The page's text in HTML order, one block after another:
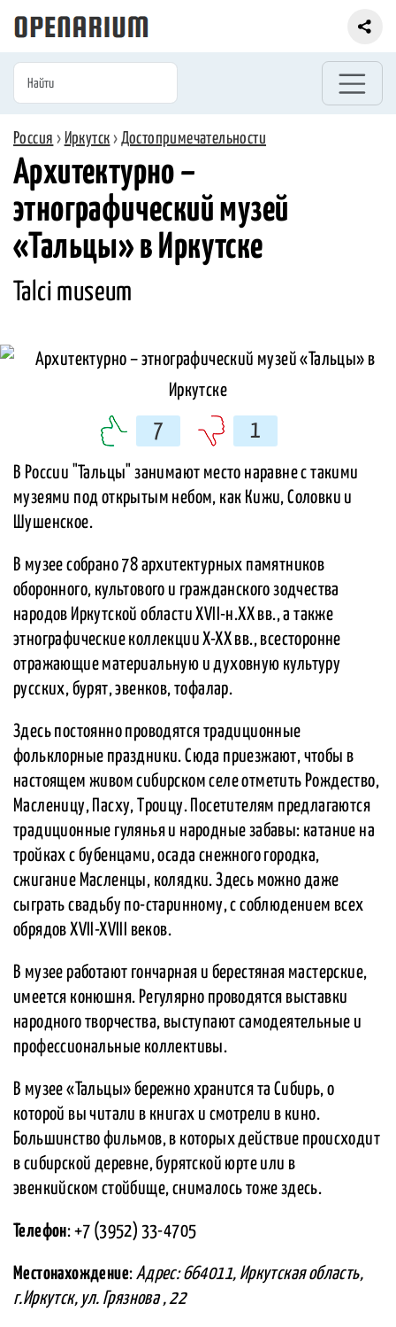
Россия › Иркутск › Достопримечательности
Архитектурно –
этнографический музей
«Тальцы» в Иркутске
Talci museum
7 1
В России "Тальцы" занимают место наравне с такими
музеями под открытым небом, как Кижи, Соловки и
Шушенское.
В музее собрано 78 архитектурных памятников
оборонного, культового и гражданского зодчества
народов Иркутской области XVII-н.XX вв., а также
этнографические коллекции X-XX вв., всесторонне
отражающие материальную и духовную культуру
русских, бурят, эвенков, тофалар.
Здесь постоянно проводятся традиционные
фольклорные праздники. Сюда приезжают, чтобы в
настоящем живом сибирском селе отметить Рождество,
Масленицу, Пасху, Троицу. Посетителям предлагаются
традиционные гулянья и народные забавы: катание на
тройках с бубенцами, осада снежного городка,
сжигание Масленцы, колядки. Здесь можно даже
сыграть свадьбу по-старинному, с соблюдением всех
обрядов XVII-XVIII веков.
В музее работают гончарная и берестяная мастерские,
имеется конюшня. Регулярно проводятся выставки
народного творчества, выступают самодеятельные и
профессиональные коллективы.
В музее «Тальцы» бережно хранится та Сибирь, о
которой вы читали в книгах и смотрели в кино.
Большинство фильмов, в которых действие происходит
в сибирской деревне, бурятской юрте или в
эвенкийском стойбище, снималось тоже здесь.
Телефон: +7 (3952) 33-4705
Местонахождение: Адрес: 664011, Иркутская область,
г.Иркутск, ул. Грязнова , 22